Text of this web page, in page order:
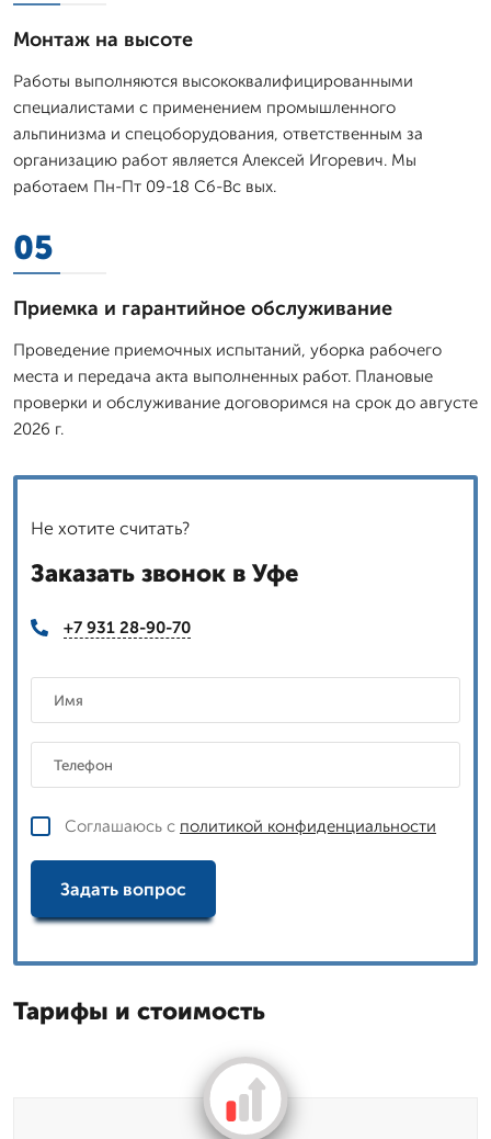
Монтаж на высоте
Работы выполняются высококвалифицированными
специалистами с применением промышленного
альпинизма и спецоборудования, ответственным за
организацию работ является Алексей Игоревич. Мы
работаем Пн-Пт 09-18 Сб-Вс вых.
05
Приемка и гарантийное обслуживание
Проведение приемочных испытаний, уборка рабочего
места и передача акта выполненных работ. Плановые
проверки и обслуживание договоримся на срок до августе
2026 г.
Не хотите считать?
Заказать звонок в Уфе
+7 931 28-90-70
Соглашаюсь с политикой конфиденциальности
Задать вопрос
Тарифы и стоимость